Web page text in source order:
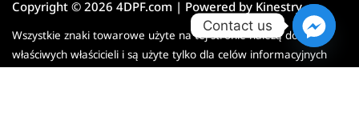
Copyright © 2026 4DPF.com | Powered by Kinestry
Wszystkie znaki towarowe użyte na tej stronie należą do ich
właściwych właścicieli i są użyte tylko dla celów informacyjnych
Contact us